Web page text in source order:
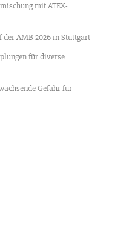
mit ATEX-
der AMB 2026 in Stuttgart
für diverse
Gefahr für